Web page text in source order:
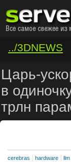
../3DNEWS
/VAR/
Царь-
в
трлн
cerebras hardware llm